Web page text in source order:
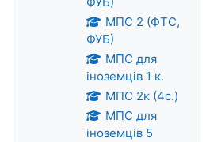
МПС 2 (ФТС,
ФУБ)
МПС для
іноземців 1 к.
МПС 2к (4с.)
МПС для
іноземців 5